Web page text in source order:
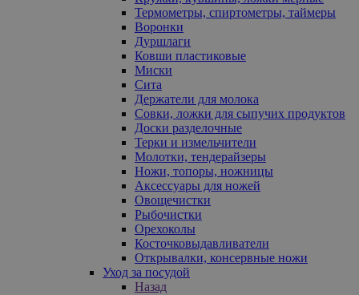
Термометры, спиртометры, таймеры
Воронки
Дуршлаги
Ковши пластиковые
Миски
Сита
Держатели для молока
Совки, ложки для сыпучих продуктов
Доски разделочные
Терки и измельчители
Молотки, тендерайзеры
Ножи, топоры, ножницы
Аксессуары для ножей
Овощечистки
Рыбочистки
Орехоколы
Косточковыдавливатели
Открывалки, консервные ножи
Уход за посудой
Назад